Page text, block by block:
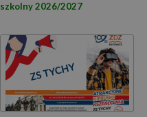
szkolny 2026/2027